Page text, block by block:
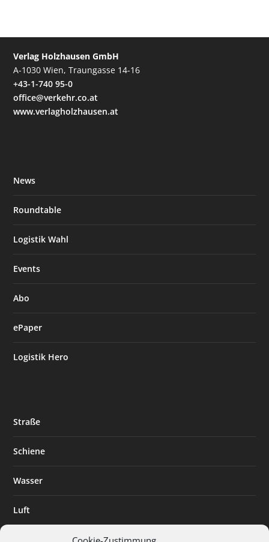
Verlag Holzhausen GmbH
A-1030 Wien, Traungasse 14-16
+43-1-740 95-0
office@verkehr.co.at
www.verlagholzhausen.at
News
Roundtable
Logistik Wahl
Events
Abo
ePaper
Logistik Hero
Straße
Schiene
Wasser
Luft